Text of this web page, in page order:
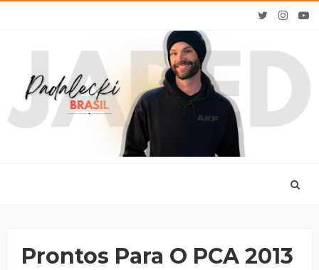
Prontos Para O PCA 2013